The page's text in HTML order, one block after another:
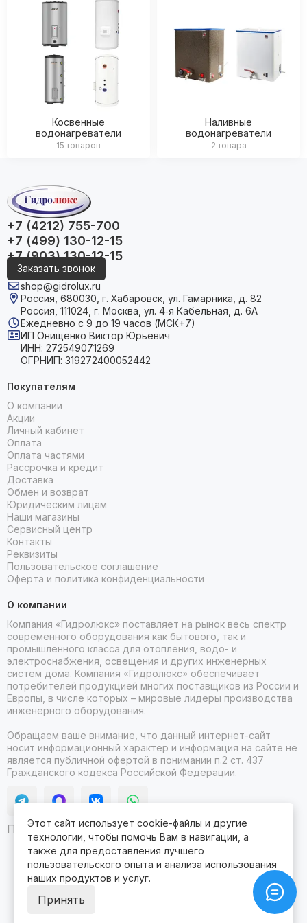
Фильтрация воды
Емкости, баки
Косвенные
водонагреватели
15 товаров
Наливные
водонагреватели
2 товара
+7 (4212) 755-700
+7 (499) 130-12-15
+7 (903) 130-12-15
Заказать звонок
shop@gidrolux.ru
Россия, 680030, г. Хабаровск, ул. Гамарника, д. 82
Россия, 111024, г. Москва, ул. 4‑я Кабельная, д. 6А
Ежедневно с 9 до 19 часов (МСК+7)
ИП Онищенко Виктор Юрьевич
ИНН: 272549071269
ОГРНИП: 319272400052442
Покупателям
О компании
Акции
Личный кабинет
Оплата
Оплата частями
Рассрочка и кредит
Доставка
Обмен и возврат
Юридическим лицам
Наши магазины
Сервисный центр
Контакты
Реквизиты
Пользовательское соглашение
Оферта и политика конфиденциальности
О компании
Компания «Гидролюкс» поставляет на рынок весь спектр
современного оборудования как бытового, так и
промышленного класса для отопления, водо- и
электроснабжения, освещения и других инженерных
систем дома. Компания «Гидролюкс» обеспечивает
потребителей продукцией многих поставщиков из России и
Европы, в числе которых – мировые лидеры производства
инженерного оборудования.
Обращаем ваше внимание, что данный интернет-сайт
носит информационный характер и информация на сайте не
является публичной офертой в понимании п.2 ст. 437
Гражданского кодекса Российской Федерации.
Продвижение сайта itb
2026 © Гидролюкс.
Сделано в
Этот сайт использует cookie-файлы и другие
технологии, чтобы помочь Вам в навигации, а
также для предоставления лучшего
пользовательского опыта и анализа использования
наших продуктов и услуг.
Принять